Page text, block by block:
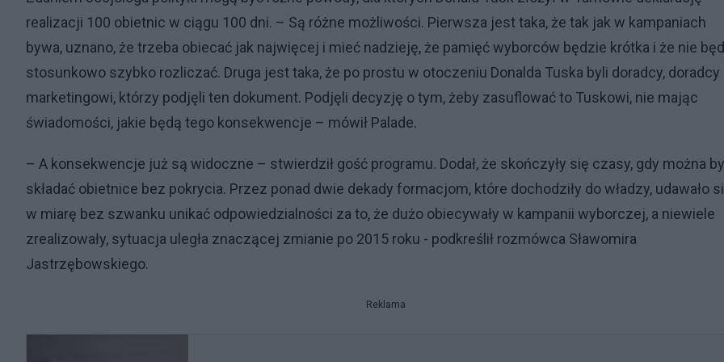
realizacji 100 obietnic w ciągu 100 dni. – Są różne możliwości. Pierwsza jest taka, że tak jak w kampaniach
bywa, uznano, że trzeba obiecać jak najwięcej i mieć nadzieję, że pamięć wyborców będzie krótka i że nie
stosunkowo szybko rozliczać. Druga jest taka, że po prostu w otoczeniu Donalda Tuska byli doradcy, doradcy
marketingowi, którzy podjęli ten dokument. Podjęli decyzję o tym, żeby zasuflować to Tuskowi, nie mając
świadomości, jakie będą tego konsekwencje – mówił Palade.
– A konsekwencje już są widoczne – stwierdził gość programu. Dodał, że skończyły się czasy, gdy można
składać obietnice bez pokrycia. Przez ponad dwie dekady formacjom, które dochodziły do władzy, udawało
w miarę bez szwanku unikać odpowiedzialności za to, że dużo obiecywały w kampanii wyborczej, a niewiele
zrealizowały, sytuacja uległa znaczącej zmianie po 2015 roku - podkreślił rozmówca Sławomira
Jastrzębowskiego.
Reklama